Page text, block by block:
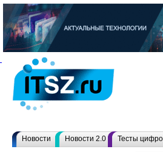
Новости Новости 2.0 Тесты